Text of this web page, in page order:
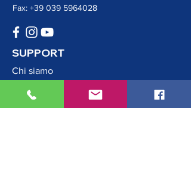
Fax: +39 039 5964028
​SUPPORT
​Chi siamo
Contatti